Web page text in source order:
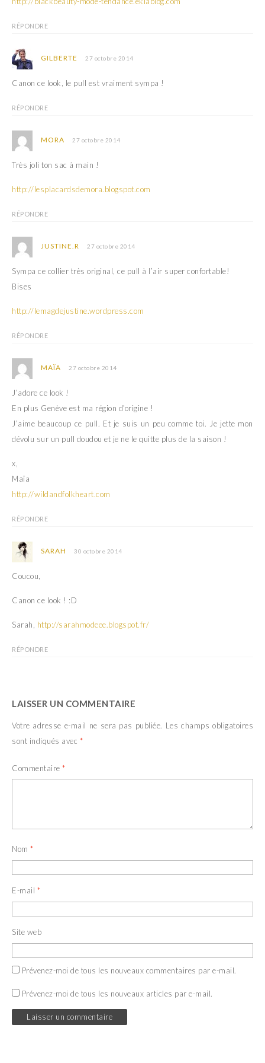
RÉPONDRE
GILBERTE 27 octobre 2014
Canon ce look, le pull est vraiment sympa !
RÉPONDRE
MORA 27 octobre 2014
Très joli ton sac à main !
http://lesplacardsdemora.blogspot.com
RÉPONDRE
JUSTINE.R 27 octobre 2014
Sympa ce collier très original, ce pull à l’air super confortable!
Bises
http://lemagdejustine.wordpress.com
RÉPONDRE
MAÏA 27 octobre 2014
J’adore ce look !
En plus Genève est ma région d’origine !
J’aime beaucoup ce pull. Et je suis un peu comme toi. Je jette mon
dévolu sur un pull doudou et je ne le quitte plus de la saison !
x,
Maïa
http://wildandfolkheart.com
RÉPONDRE
SARAH 30 octobre 2014
Coucou,
Canon ce look ! :D
Sarah, http://sarahmodeee.blogspot.fr/
RÉPONDRE
LAISSER UN COMMENTAIRE
Votre adresse e-mail ne sera pas publiée. Les champs obligatoires
sont indiqués avec *
Commentaire *
Nom *
E-mail *
Site web
Prévenez-moi de tous les nouveaux commentaires par e-mail.
Prévenez-moi de tous les nouveaux articles par e-mail.